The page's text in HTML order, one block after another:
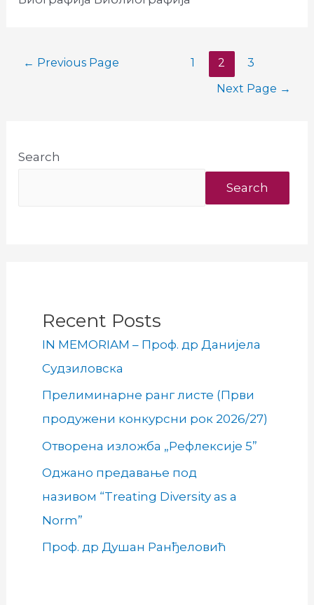
Posts
← Previous Page 1 2
3
Next Page →
Search
Search
Recent Posts
IN MEMORIAM – Проф. др Данијела
Судзиловска
Прелиминарне ранг листе (Први
продужени конкурсни рок 2026/27)
Отворена изложба „Рефлексије 5”
Оджано предавање под
називом “Treating Diversity as a
Norm”
Проф. др Душан Ранђеловић